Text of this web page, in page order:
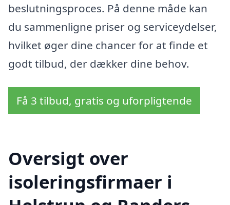
beslutningsproces. På denne måde kan
du sammenligne priser og serviceydelser,
hvilket øger dine chancer for at finde et
godt tilbud, der dækker dine behov.
Få 3 tilbud, gratis og uforpligtende
Oversigt over
isoleringsfirmaer i